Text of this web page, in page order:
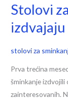
Stolovi
stolovi za
Prva trećina
šminkanje
zainteresovanih.
Stolovi
sminkanje
izdvajaju
u
2024